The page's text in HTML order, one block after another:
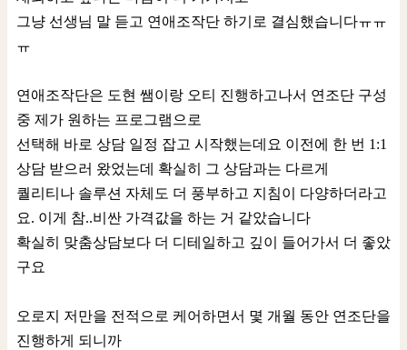
그냥 선생님 말 듣고 연애조작단 하기로 결심했습니다ㅠㅠ
ㅠ
연애조작단은 도현 쌤이랑 오티 진행하고나서 연조단 구성
중 제가 원하는 프로그램으로
선택해 바로 상담 일정 잡고 시작했는데요 이전에 한 번 1:1
상담 받으러 왔었는데 확실히 그 상담과는 다르게
퀄리티나 솔루션 자체도 더 풍부하고 지침이 다양하더라고
요. 이게 참..비싼 가격값을 하는 거 같았습니다
확실히 맞춤상담보다 더 디테일하고 깊이 들어가서 더 좋았
구요
오로지 저만을 전적으로 케어하면서 몇 개월 동안 연조단을
진행하게 되니까